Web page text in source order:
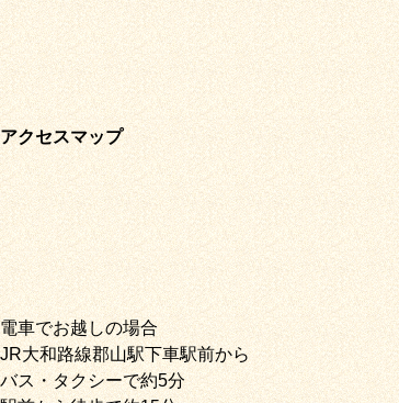
アクセスマップ
電車でお越しの場合
JR大和路線郡山駅下車駅前から
バス・タクシーで約5分